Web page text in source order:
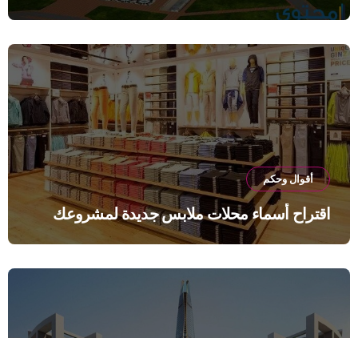
أقوال وحكم
اقتراح أسماء محلات ملابس جديدة لمشروعك